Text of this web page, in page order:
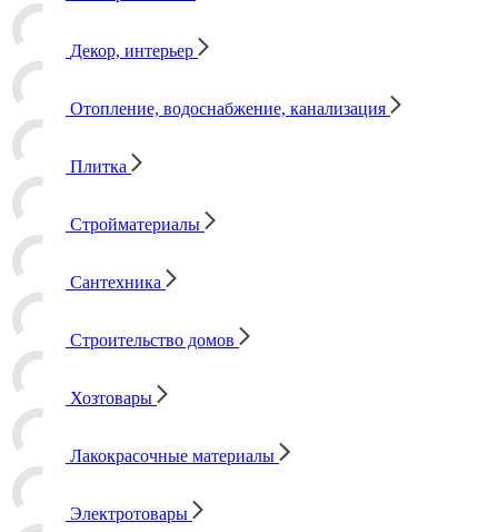
Декор, интерьер
Отопление, водоснабжение, канализация
Плитка
Стройматериалы
Сантехника
Строительство домов
Хозтовары
Лакокрасочные материалы
Электротовары